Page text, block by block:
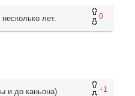
0
лет.
+1
и до каньона)